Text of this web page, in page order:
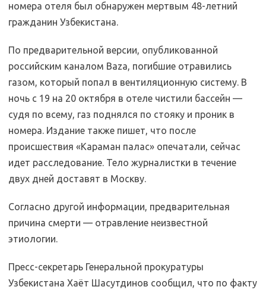
номера отеля был обнаружен мертвым 48-летний
гражданин Узбекистана.
По предварительной версии, опубликованной
российским каналом Baza, погибшие отравились
газом, который попал в вентиляционную систему. В
ночь с 19 на 20 октября в отеле чистили бассейн —
судя по всему, газ поднялся по стояку и проник в
номера. Издание также пишет, что после
происшествия «Караман палас» опечатали, сейчас
идет расследование. Тело журналистки в течение
двух дней доставят в Москву.
Согласно другой информации, предварительная
причина смерти — отравление неизвестной
этиологии.
Пресс-секретарь Генеральной прокуратуры
Узбекистана Хаёт Шасутдинов сообщил, что по факту